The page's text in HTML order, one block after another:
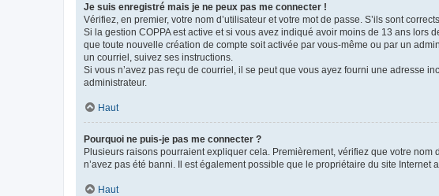
Je suis enregistré mais je ne peux pas me connecter !
Vérifiez, en premier, votre nom d’utilisateur et votre mot de passe. S’ils sont
Si la gestion COPPA est active et si vous avez indiqué avoir moins de 13 ans
que toute nouvelle création de compte soit activée par vous-même ou par un
un courriel, suivez ses instructions.
Si vous n’avez pas reçu de courriel, il se peut que vous ayez fourni une adresse
administrateur.
Haut
Pourquoi ne puis-je pas me connecter ?
Plusieurs raisons pourraient expliquer cela. Premièrement, vérifiez que votre nom
n’avez pas été banni. Il est également possible que le propriétaire du site Internet
Haut